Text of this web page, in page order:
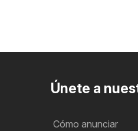
Únete a
Cómo anunciar